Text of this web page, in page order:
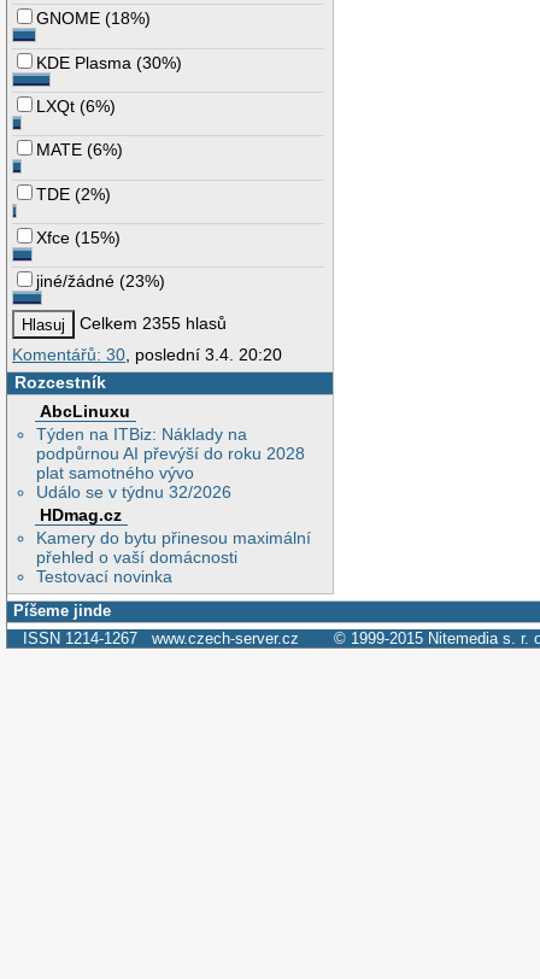
GNOME (18%)
KDE Plasma (30%)
LXQt (6%)
MATE (6%)
TDE (2%)
Xfce (15%)
jiné/žádné (23%)
Celkem 2355 hlasů
Komentářů: 30 , poslední 3.4. 20:20
Rozcestník
AbcLinuxu
Týden na ITBiz: Náklady na
podpůrnou AI převýší do roku 2028
plat samotného vývo
Událo se v týdnu 32/2026
HDmag.cz
Kamery do bytu přinesou maximální
přehled o vaší domácnosti
Testovací novinka
Píšeme jinde
ISSN 1214-1267 www.czech-server.cz © 1999-2015 Nitemedia s. r.